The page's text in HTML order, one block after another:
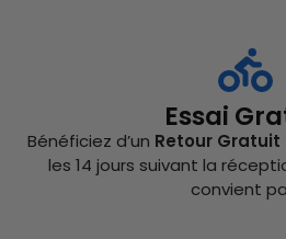
Essai
Bénéficiez d’un Retour Gratuit
les 14 jours suivant la
convient